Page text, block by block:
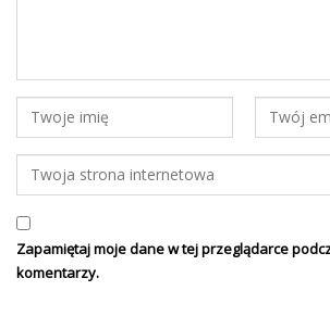
Zapamiętaj moje dane w tej przeglądarce
komentarzy.